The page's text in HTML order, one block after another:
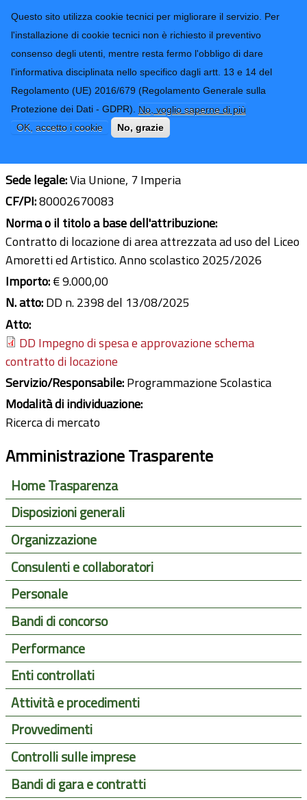
Questo sito utilizza cookie tecnici per migliorare il servizio. Per
l'installazione di cookie tecnici non è richiesto il preventivo
consenso degli utenti, mentre resta fermo l'obbligo di dare
l'informativa disciplinata nello specifico dagli artt. 13 e 14 del
Regolamento (UE) 2016/679 (Regolamento Generale sulla
Protezione dei Dati - GDPR). No, voglio saperne di più
OK, accetto i cookie
No, grazie
Provincia di
Imperia
CONTATTI-URP
TRASPARENZA
Form di ricerca
Parrocchia San Giovanni Battista
Imperia
Sede legale:Via Unione, 7 Imperia
CF/PI:80002670083
Norma o il titolo a base dell'attribuzione:
Contratto di locazione di area attrezzata ad uso del Liceo
Amoretti ed Artistico. Anno scolastico 2025/2026
Importo:€ 9.000,00
N. atto:DD n. 2398 del 13/08/2025
Atto:
DD Impegno di spesa e approvazione schema
contratto di locazione
Servizio/Responsabile:Programmazione Scolastica
Modalità di individuazione:
Ricerca di mercato
Amministrazione Trasparente
Home Trasparenza
Disposizioni generali
Organizzazione
Consulenti e collaboratori
Personale
Bandi di concorso
Performance
Enti controllati
Attività e procedimenti
Provvedimenti
Controlli sulle imprese
Bandi di gara e contratti